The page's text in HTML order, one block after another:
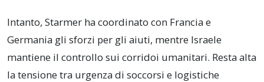
Intanto, Starmer ha coordinato con Francia e
Germania gli sforzi per gli aiuti, mentre Israele
mantiene il controllo sui corridoi umanitari. Resta alta
la tensione tra urgenza di soccorsi e logistiche